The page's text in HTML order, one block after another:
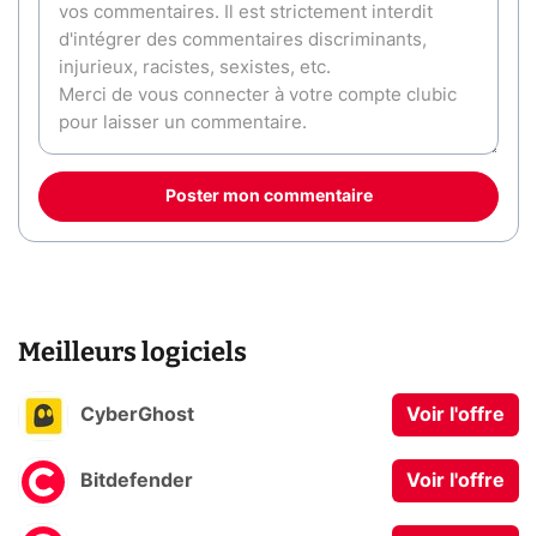
Poster mon commentaire
Meilleurs logiciels
CyberGhost Voir l'offre
Bitdefender Voir l'offre